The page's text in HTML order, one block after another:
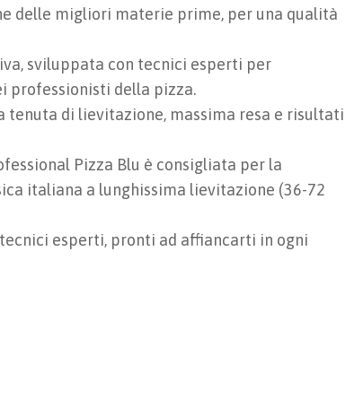
delle migliori materie prime, per una qualità
sviluppata con tecnici esperti per
professionisti della pizza.
tenuta di lievitazione, massima resa e risultati
Pizza Blu è consigliata per la
italiana a lunghissima lievitazione (36-72
esperti, pronti ad affiancarti in ogni